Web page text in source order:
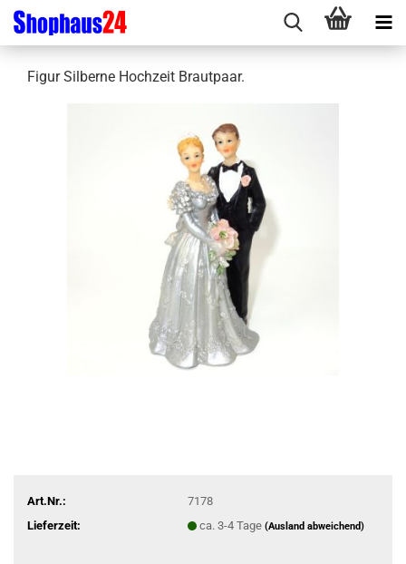
Figur Silberne Hochzeit Brautpaar.
Art.Nr.:
7178
Lieferzeit:
ca. 3-4 Tage (Ausland abweichend)